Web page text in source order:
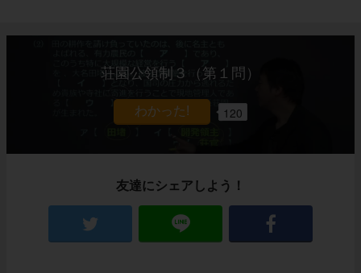
荘園公領制３（第１問）
120
友達にシェアしよう！